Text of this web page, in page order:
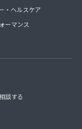
・ヘルスケア
ーマンス
談する